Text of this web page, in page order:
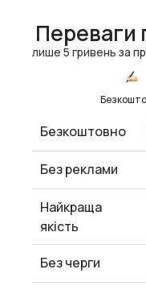
Переваги
лише 5 гривень за
Безкоштовно
Без реклами
Найкраща
якість
Без черги